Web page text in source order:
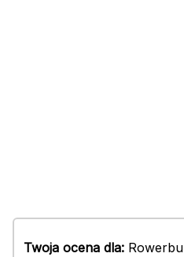
Twoja ocena dla: